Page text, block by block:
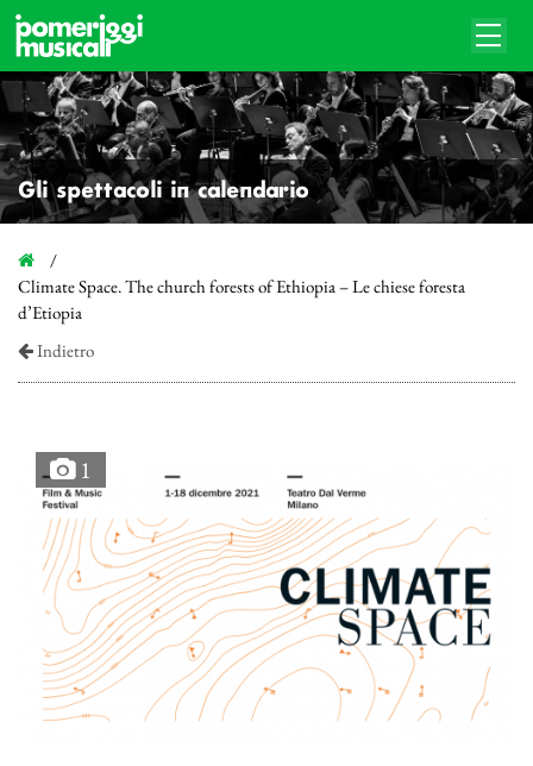
Gli spettacoli in calendario
Climate Space. The church forests of Ethiopia – Le chiese foresta
d’Etiopia
Indietro
1